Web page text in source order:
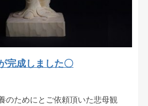
完成しました〇
のためにとご依頼頂いた悲母観